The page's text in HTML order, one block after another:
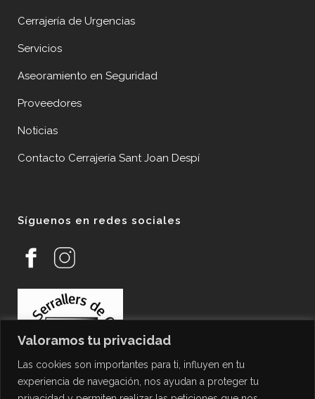
Valoramos tu privacidad
Las cookies son importantes para ti, influyen en tu
experiencia de navegación, nos ayudan a proteger tu
Cerrajería de Urgencias
Servicios
Aseoramiento en Seguridad
Proveedores
Noticias
Contacto Cerrajería Sant Joan Despí
Síguenos en redes sociales